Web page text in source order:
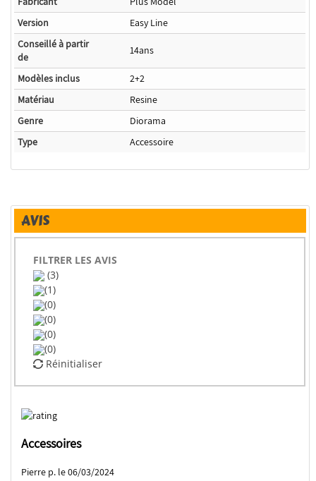
Version
Easy Line
Conseillé à partir
de
14ans
Modèles inclus
2+2
Matériau
Resine
Genre
Diorama
Type
Accessoire
AVIS
FILTRER LES AVIS
(3)
(1)
(0)
(0)
(0)
(0)
Réinitialiser
Accessoires
Pierre p. le 06/03/2024